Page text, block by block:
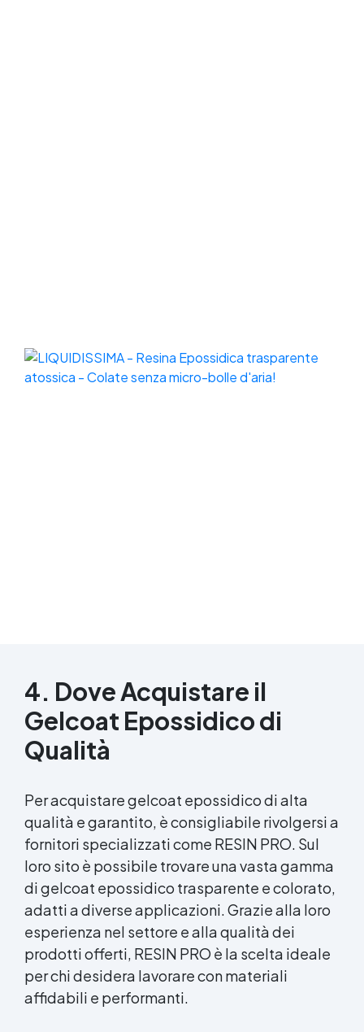
4. Dove Acquistare il
Gelcoat Epossidico di
Qualità
Per acquistare gelcoat epossidico di alta
qualità e garantito, è consigliabile rivolgersi a
fornitori specializzati come RESIN PRO. Sul
loro sito è possibile trovare una vasta gamma
di gelcoat epossidico trasparente e colorato,
adatti a diverse applicazioni. Grazie alla loro
esperienza nel settore e alla qualità dei
prodotti offerti, RESIN PRO è la scelta ideale
per chi desidera lavorare con materiali
affidabili e performanti.